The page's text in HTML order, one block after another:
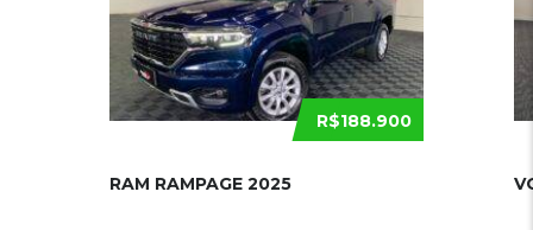
R$188.900
RAM RAMPAGE 2025